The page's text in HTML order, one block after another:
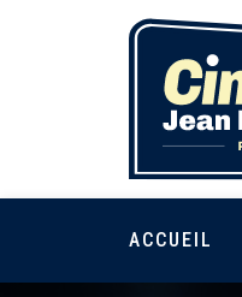
ACCUEIL